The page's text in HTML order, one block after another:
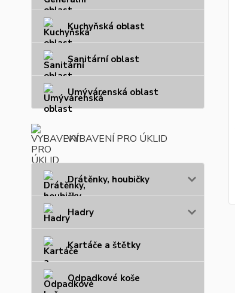
Kuchyňská oblast
Sanitární oblast
Umývárenská oblast
VYBAVENÍ PRO ÚKLID
Drátěnky, houbičky
Hadry
Kartáče a štětky
Odpadkové koše